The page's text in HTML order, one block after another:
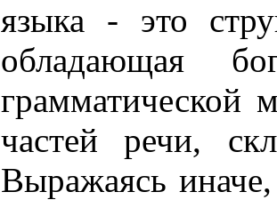
языка - это
обладающая
грамматической
частей речи,
Выражаясь